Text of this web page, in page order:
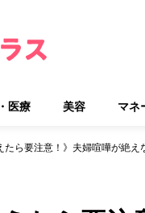
医療 美容 マネ